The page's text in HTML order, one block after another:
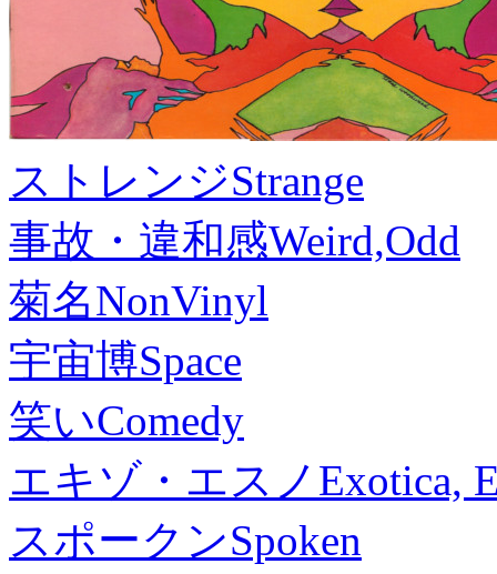
ストレンジStrange
事故・違和感Weird,Odd
菊名NonVinyl
宇宙博Space
笑いComedy
エキゾ・エスノ Exotica,
スポークンSpoken